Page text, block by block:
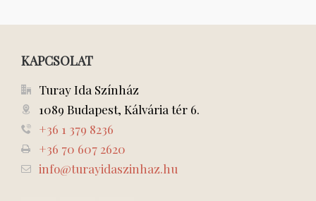
KAPCSOLAT
Turay Ida Színház
1089 Budapest, Kálvária tér 6.
+36 1 379 8236
+36 70 607 2620
info@turayidaszinhaz.hu